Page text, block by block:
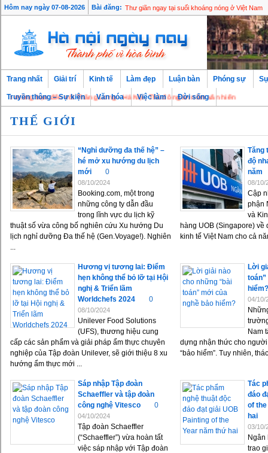
Hôm nay ngày 07-08-2026 Bài đăng:
Thư giãn ngay tại suối khoáng nóng ở Việt Nam
bạn đến với Thăng Long - Hà Nội, Thủ đô ngàn năm văn hiến
Trang nhất Giải trí Kinh tế Làm đẹp Luận bàn Phóng sự
Truyền thông – Sự kiện Văn hóa Việc làm Đời sống
THẾ GIỚI
“Nghỉ dưỡng đa thế hệ” –
hé mở xu hướng du lịch
mới
0
08/10/2024
Booking.com, một trong
những công ty dẫn đầu
trong lĩnh vực du lịch kỹ
thuật số vừa công bố nghiên cứu Xu hướng Du
lịch nghỉ dưỡng Đa thế hệ (Gen.Voyage!). Nghiên
...
Tăng
độ
năm
08/10/
Cập
phận
và
hàng UOB (Singapore)
kinh tế Việt Nam cho cả
Hương vị tương lai: Điểm
hẹn không thể bỏ lỡ tại Hội
nghị & Triển lãm
Worldchefs 2024
0
08/10/2024
Unilever Food Solutions
(UFS), thương hiệu cung
cấp các sản phẩm và giải pháp ẩm thực chuyên
nghiệp của Tập đoàn Unilever, sẽ giới thiệu 8 xu
hướng ẩm thực mới ...
Lời
hiểm?
04/10/
Nam
dựng nhận thức cho
“bảo hiểm”. Tuy nhiên,
Sáp nhập Tập đoàn
Schaeffler và tập đoàn
công nghệ Vitesco
0
04/10/2024
Tập đoàn Schaeffler
(“Schaeffler”) vừa hoàn tất
việc sáp nhập với Tập đoàn
Tác
đáo
of
hai
03/10/
Ngân
trao